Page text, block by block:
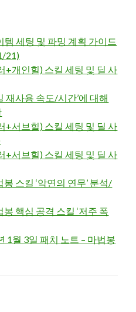
세팅 및 파밍 계획 가이드
21)
개인힐) 스킬 세팅 및 딜 사
재사용 속도/시간’에 대해
서브힐) 스킬 세팅 및 딜 사
서브힐) 스킬 세팅 및 딜 사
스킬 ‘악연의 연무’ 분석/
핵심 공격 스킬 ‘저주 폭
1월 3일 패치 노트 – 마법봉